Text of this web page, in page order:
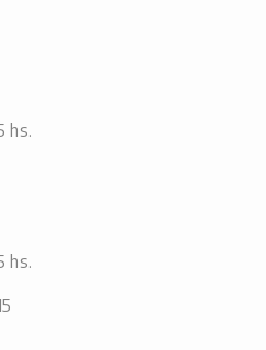
hs.
hs.